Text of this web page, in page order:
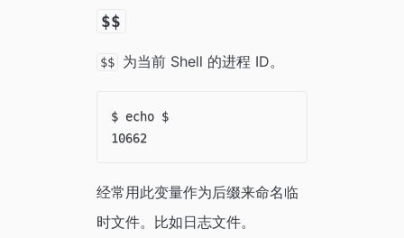
$$
$$ 为当前 Shell 的进程 ID。
$ echo $
经常用此变量作为后缀来命名临
时文件。比如日志文件。